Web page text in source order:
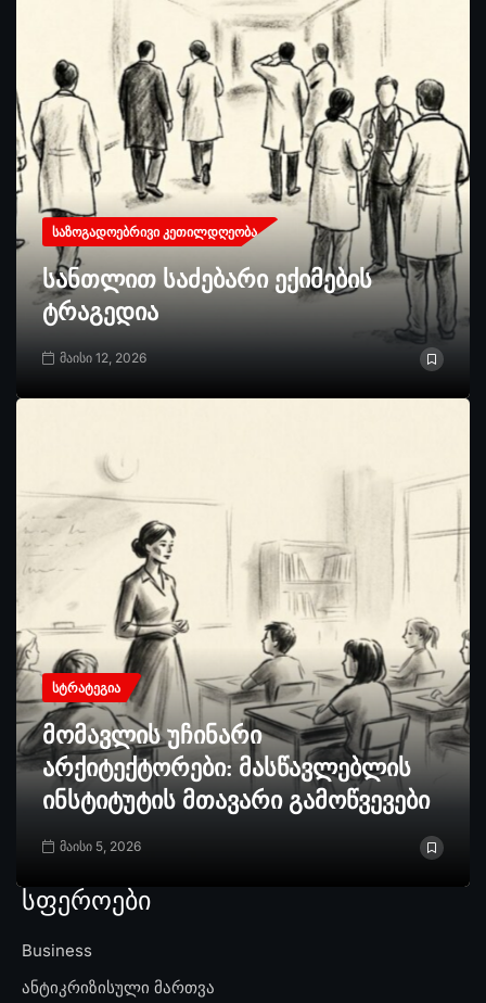
ᲡᲐᲖᲝᲒᲐᲓᲝᲔᲑᲠᲘᲕᲘ ᲙᲔᲗᲘᲚᲓᲦᲔᲝᲑᲐ
სანთლით საძებარი ექიმების
ტრაგედია
მაისი 12, 2026
ᲡᲢᲠᲐᲢᲔᲒᲘᲐ
მომავლის უჩინარი
არქიტექტორები: მასწავლებლის
ინსტიტუტის მთავარი გამოწვევები
მაისი 5, 2026
სფეროები
Business
ანტიკრიზისული მართვა